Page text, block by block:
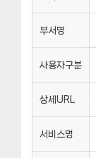
부서명
사용자구분
상세URL
서비스명